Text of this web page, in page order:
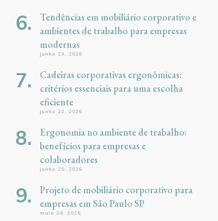
Tendências em mobiliário corporativo e
ambientes de trabalho para empresas
modernas
junho 23, 2026
Cadeiras corporativas ergonômicas:
critérios essenciais para uma escolha
eficiente
junho 22, 2026
Ergonomia no ambiente de trabalho:
benefícios para empresas e
colaboradores
junho 20, 2026
Projeto de mobiliário corporativo para
empresas em São Paulo SP
maio 28, 2026